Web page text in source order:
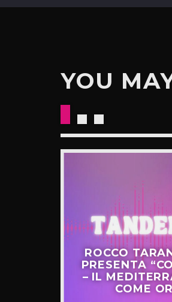
YOU
ROCCO
PRESENTA
– IL
COME